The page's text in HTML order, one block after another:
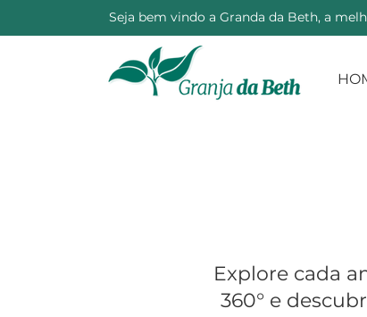
Seja bem vindo a Granda da Beth, a
Explore cada
360° e